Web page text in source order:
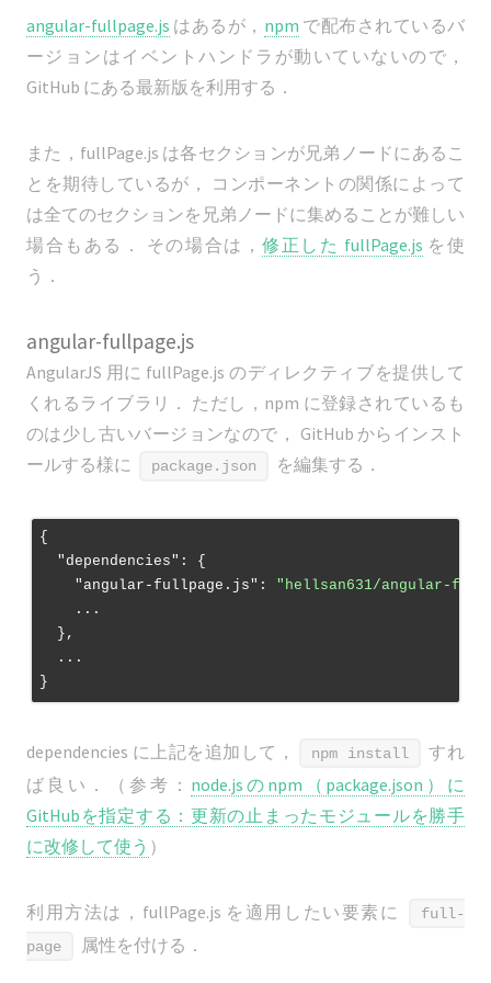
angular-fullpage.js はあるが， npm で配布されているバ
ージョンはイベントハンドラが動いていないので，
GitHub にある最新版を利用する．
また，fullPage.js は各セクションが兄弟ノードにあるこ
とを期待しているが， コンポーネントの関係によって
は全てのセクションを兄弟ノードに集めることが難しい
場合もある． その場合は，修正した fullPage.js を使
う．
angular-fullpage.js
AngularJS 用に fullPage.js のディレクティブを提供して
くれるライブラリ． ただし，npm に登録されているも
のは少し古いバージョンなので， GitHub からインスト
ールする様に
package.json を編集する．
{
"dependencies" : {
"angular-fullpage.js" : "hellsan631/angular-
    ...
  },
  ...
dependencies に上記を追加して， npm install
すれ
ば良い．（参考： node.jsのnpm（package.json）に
GitHubを指定する：更新の止まったモジュールを勝手
に改修して使う ）
利用方法は，fullPage.js を適用したい要素に
full-
page
属性を付ける．